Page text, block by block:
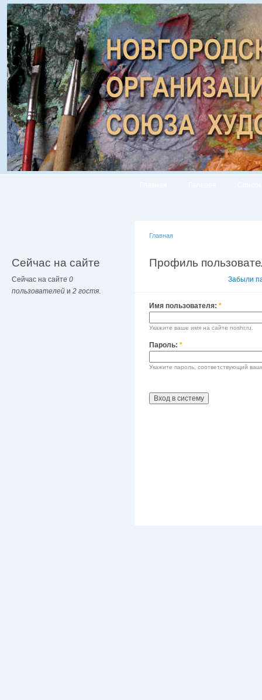
Сейчас на сайте
Сейчас на сайте 0
пользователей и 2 гостя.
Главная
Профиль
Забыли
Имя пользователя: *
Укажите ваше имя на сайте noshr.ru.
Пароль: *
Укажите пароль, соответствующий